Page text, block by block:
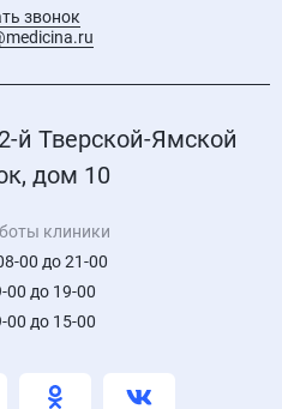
звонок
й Тверской-Ямской
дом 10
клиники
00 до 21-00
00 до 19-00
00 до 15-00